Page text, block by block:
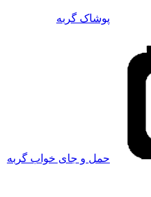
پوشاک گربه
حمل و جای خواب گربه